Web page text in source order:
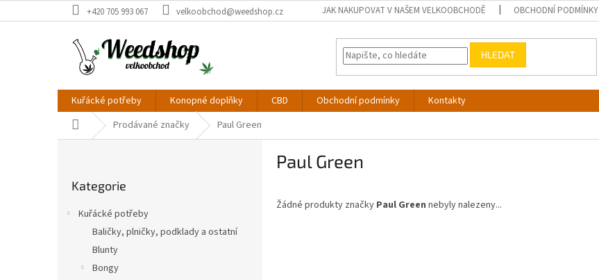
na
+420 705 993 067 velkoobchod@weedshop.cz JAK NAKUPOVAT V NAŠEM VELKOOBCHODĚ OBCHODNÍ PODMÍNKY
HLEDAT
Kuřácké potřeby Konopné doplňky CBD Obchodní podmínky
Kontakty
Domů Prodávané značky Paul Green
kategorie
Kategorie
Kuřácké potřeby
Baličky, plničky, podklady a ostatní
Blunty
Bongy
Paul Green
Žádné produkty značky Paul Green nebyly nalezeny...